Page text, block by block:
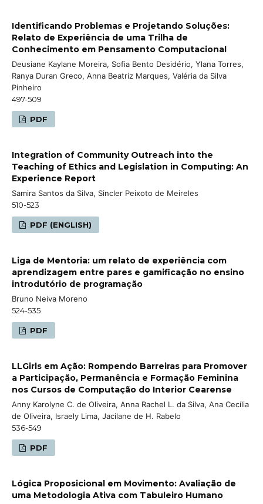
Identificando Problemas e Projetando Soluções:
Relato de Experiência de uma Trilha de
Conhecimento em Pensamento Computacional
Deusiane Kaylane Moreira, Sofia Bento Desidério, Ylana Torres,
Ranya Duran Greco, Anna Beatriz Marques, Valéria da Silva
Pinheiro
497-509
PDF
Integration of Community Outreach into the
Teaching of Ethics and Legislation in Computing: An
Experience Report
Samira Santos da Silva, Sincler Peixoto de Meireles
510-523
PDF (ENGLISH)
Liga de Mentoria: um relato de experiência com
aprendizagem entre pares e gamificação no ensino
introdutório de programação
Bruno Neiva Moreno
524-535
PDF
LLGirls em Ação: Rompendo Barreiras para Promover
a Participação, Permanência e Formação Feminina
nos Cursos de Computação do Interior Cearense
Anny Karolyne C. de Oliveira, Anna Rachel L. da Silva, Ana Cecília
de Oliveira, Israely Lima, Jacilane de H. Rabelo
536-549
PDF
Lógica Proposicional em Movimento: Avaliação de
uma Metodologia Ativa com Tabuleiro Humano